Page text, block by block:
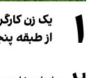
۱
یک زن
از طبقه